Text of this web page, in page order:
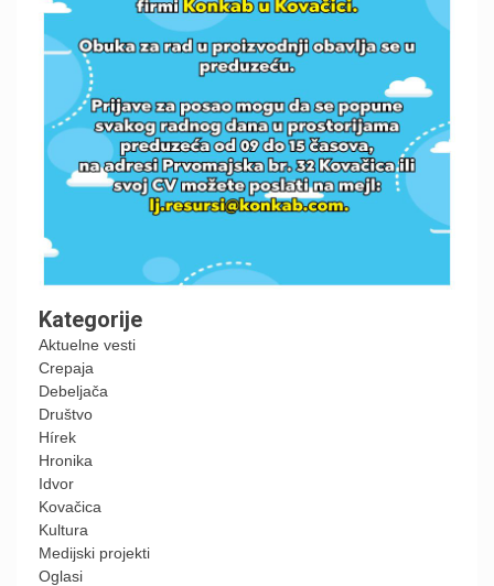
Kategorije
Aktuelne vesti
Crepaja
Debeljača
Društvo
Hírek
Hronika
Idvor
Kovačica
Kultura
Medijski projekti
Oglasi